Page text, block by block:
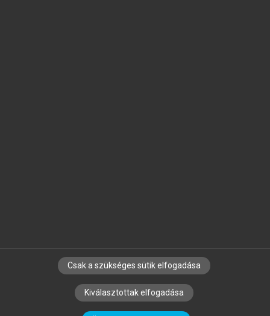
SZERZŐKNEK CÉGEKNEK KÖNYVTÁROSOKNAK
SZERKESZTÉSI ÉS LEKTORÁLÁSI ALAPELVEK
Csak a szükséges sütik elfogadása
Kiválasztottak elfogadása